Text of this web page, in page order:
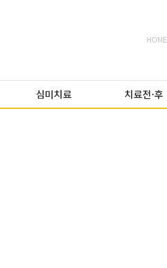
HOME
심미치료 치료전·후